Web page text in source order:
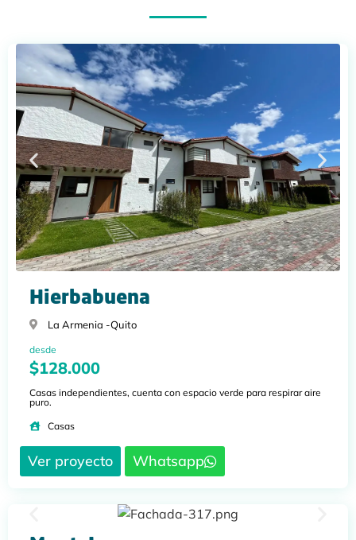
Hierbabuena
La Armenia -Quito
desde
$128.000
Casas independientes, cuenta con espacio verde para respirar aire
puro.
Casas
Ver proyecto Whatsapp